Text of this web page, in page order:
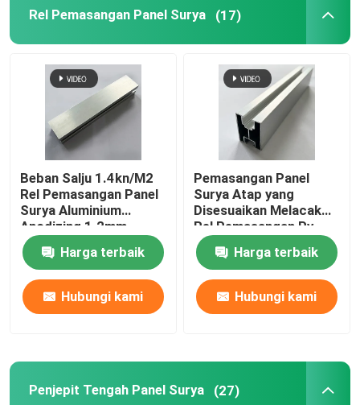
Rel Pemasangan Panel Surya (17)
Beban Salju 1.4kn/M2
Rel Pemasangan Panel
Surya Aluminium
Anodizing 1.2mm
Harga terbaik
Hubungi kami
Pemasangan Panel
Surya Atap yang
Disesuaikan Melacak
Rel Pemasangan Pv
Surya Tahan Karat
Harga terbaik
Hubungi kami
Penjepit Tengah Panel Surya (27)